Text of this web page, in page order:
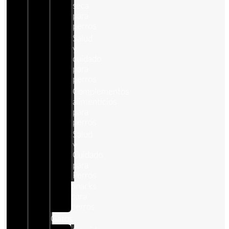
seca
para
perros
Salud
y
cuidado
para
perros
Complementos
alimenticios
para
perros
Salud
y
Cuidado
para
Perros
Gatos